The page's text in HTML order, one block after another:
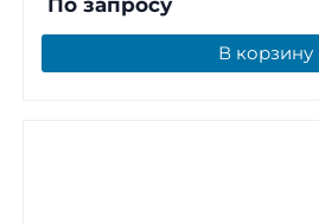
В корзину